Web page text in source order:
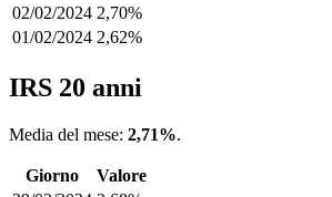
02/02/2024 2,70%
01/02/2024 2,62%
IRS 20 anni
Media del mese: 2,71%.
Giorno
Valore